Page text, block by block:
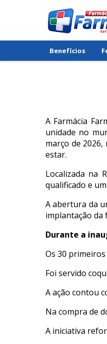
Benefícios
A Farmácia
unidade no
março de
estar.
Localizada na
qualificado e
A abertura da
implantação da
Durante a
Os 30
Foi servido
A ação contou
Na compra de
A iniciativa